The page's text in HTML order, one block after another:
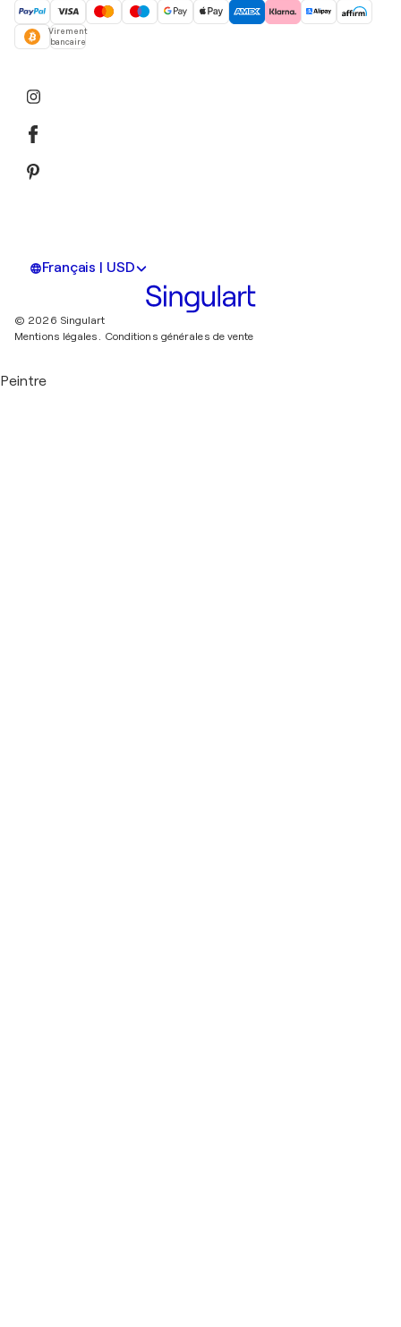
Virement
bancaire
Français | USD
© 2026 Singulart
Mentions légales. Conditions générales de vente
Peintre